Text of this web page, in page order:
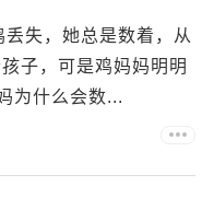
失，她总是数着，从
子，可是鸡妈妈明明
为什么会数...